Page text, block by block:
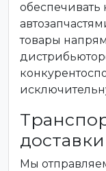
обеспечивать
товары
доставки
Мы